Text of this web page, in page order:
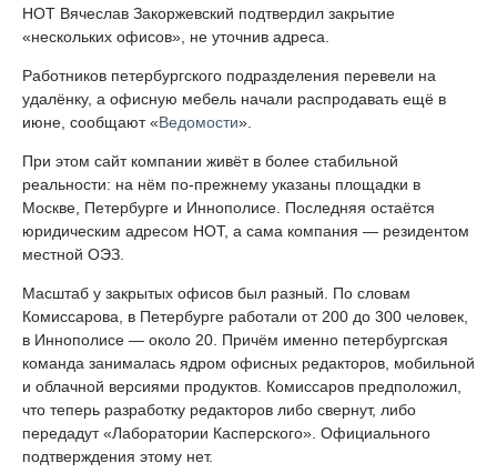
НОТ Вячеслав Закоржевский подтвердил закрытие
«нескольких офисов», не уточнив адреса.
Работников петербургского подразделения перевели на
удалёнку, а офисную мебель начали распродавать ещё в
июне, сообщают «Ведомости».
При этом сайт компании живёт в более стабильной
реальности: на нём по-прежнему указаны площадки в
Москве, Петербурге и Иннополисе. Последняя остаётся
юридическим адресом НОТ, а сама компания — резидентом
местной ОЭЗ.
Масштаб у закрытых офисов был разный. По словам
Комиссарова, в Петербурге работали от 200 до 300 человек,
в Иннополисе — около 20. Причём именно петербургская
команда занималась ядром офисных редакторов, мобильной
и облачной версиями продуктов. Комиссаров предположил,
что теперь разработку редакторов либо свернут, либо
передадут «Лаборатории Касперского». Официального
подтверждения этому нет.